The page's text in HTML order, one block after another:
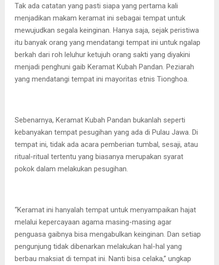
Tak ada catatan yang pasti siapa yang pertama kali
menjadikan makam keramat ini sebagai tempat untuk
mewujudkan segala keinginan. Hanya saja, sejak peristiwa
itu banyak orang yang mendatangi tempat ini untuk ngalap
berkah dari roh leluhur ketujuh orang sakti yang diyakini
menjadi penghuni gaib Keramat Kubah Pandan. Peziarah
yang mendatangi tempat ini mayoritas etnis Tionghoa.
Sebenarnya, Keramat Kubah Pandan bukanlah seperti
kebanyakan tempat pesugihan yang ada di Pulau Jawa. Di
tempat ini, tidak ada acara pemberian tumbal, sesaji, atau
ritual-ritual tertentu yang biasanya merupakan syarat
pokok dalam melakukan pesugihan.
“Keramat ini hanyalah tempat untuk menyampaikan hajat
melalui kepercayaan agama masing-masing agar
penguasa gaibnya bisa mengabulkan keinginan. Dan setiap
pengunjung tidak dibenarkan melakukan hal-hal yang
berbau maksiat di tempat ini. Nanti bisa celaka,” ungkap